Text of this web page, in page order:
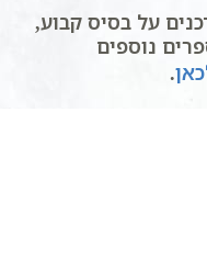
על בסיס קבוע,
נוספים
.